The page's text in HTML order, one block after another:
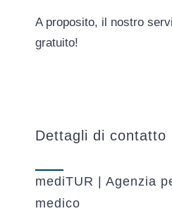
A proposito, il nostro
gratuito!
Dettagli di contatto
mediTUR | Agenzia
medico